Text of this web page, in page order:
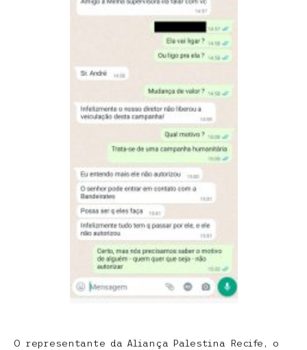
O representante da Aliança Palestina Recife, o